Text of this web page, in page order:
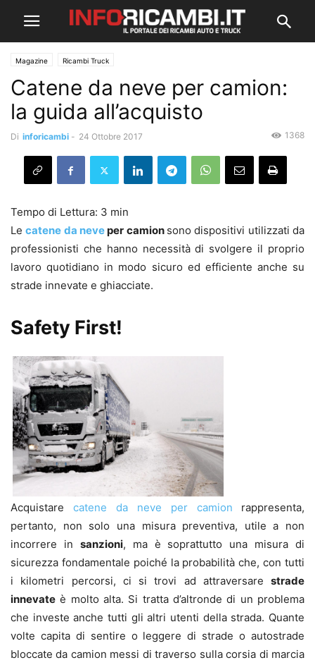
Magazine Ricambi Truck
Catene da neve per camion:
la guida all’acquisto
Di inforicambi - 24 Ottobre 2017 1368
Lecatene da neveper camion sono dispositivi utilizzati da
professionisti che hanno necessità di svolgere il proprio
lavoro quotidiano in modo sicuro ed efficiente anche su
strade innevate e ghiacciate.
Safety First!
Acquistare catene da neve per camion
rappresenta,
pertanto, non solo una misura preventiva, utile a non
incorrere in sanzioni, ma è soprattutto una misura di
sicurezza fondamentale poiché la probabilità che, con tutti
i kilometri percorsi, ci si trovi ad attraversare strade
innevate è molto alta. Si tratta d’altronde di un problema
che investe anche tutti gli altri utenti della strada. Quante
volte capita di sentire o leggere di strade o autostrade
bloccate da camion messi di traverso sulla corsia di marcia